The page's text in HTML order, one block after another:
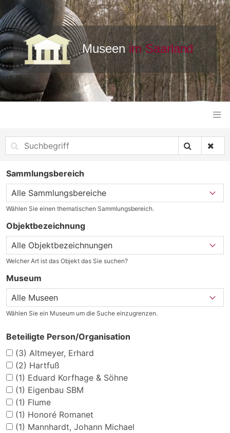
Sammlungsbereich
Wählen Sie einen thematischen Sammlungsbereich.
Objektbezeichnung
Welcher Art ist das Objekt das Sie suchen?
Museum
Wählen Sie ein Museum um die Suche einzugrenzen.
Beteiligte Person/Organisation
(3) Altmeyer, Erhard
(2) Hartfuß
(1) Eduard Korfhage & Söhne
(1) Eigenbau SBM
(1) Flume
(1) Honoré Romanet
(1) Mannhardt, Johann Michael